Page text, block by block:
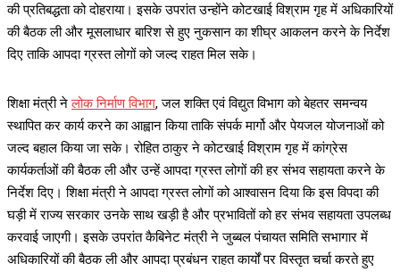
की प्रतिबद्धता को दोहराया। इसके उपरांत उन्होंने कोटखाई विश्राम गृह में अधिकारियों
की बैठक ली और मूसलाधार बारिश से हुए नुकसान का शीघ्र आकलन करने के निर्देश
दिए ताकि आपदा ग्रस्त लोगों को जल्द राहत मिल सके।
शिक्षा मंत्री नेलोक निर्माण विभाग, जल शक्ति एवं विद्युत विभाग को बेहतर समन्वय
स्थापित कर कार्य करने का आह्वान किया ताकि संपर्क मार्गो और पेयजल योजनाओं को
जल्द बहाल किया जा सके। रोहित ठाकुर ने कोटखाई विश्राम गृह में कांग्रेस
कार्यकर्ताओं की बैठक ली और उन्हें आपदा ग्रस्त लोगों की हर संभव सहायता करने के
निर्देश दिए। शिक्षा मंत्री ने आपदा ग्रस्त लोगों को आश्वासन दिया कि इस विपदा की
घड़ी में राज्य सरकार उनके साथ खड़ी है और प्रभावितों को हर संभव सहायता उपलब्ध
करवाई जाएगी। इसके उपरांत कैबिनेट मंत्री ने जुब्बल पंचायत समिति सभागार में
अधिकारियों की बैठक ली और आपदा प्रबंधन राहत कार्यों पर विस्तृत चर्चा करते हुए